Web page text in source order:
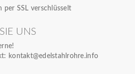
per SSL verschlüsselt
UNS
kontakt@edelstahlrohre.info